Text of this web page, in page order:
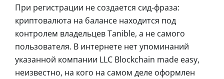
При регистрации не создается сид-фраза:
криптовалюта на балансе находится под
контролем владельцев Tanible, а не самого
пользователя. В интернете нет упоминаний
указанной компании LLC Blockchain made easy,
неизвестно, на кого на самом деле оформлен